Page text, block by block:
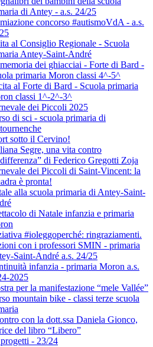
di Antey - a.s. 24/25
concorso #autismoVdA - a.s.
al Consiglio Regionale - Scuola
Antey-Saint-André
dei ghiacciai - Forte di Bard -
primaria Moron classi 4^-5^
al Forte di Bard - Scuola primaria
classi 1^-2^-3^
dei Piccoli 2025
di sci - scuola primaria di
sotto il Cervino!
Segre, una vita contro
di Federico Gregotti Zoja
dei Piccoli di Saint-Vincent: la
è pronta!
alla scuola primaria di Antey-Saint-
di Natale infanzia e primaria
#ioleggoperché: ringraziamenti.
con i professori SMIN - primaria
Saint-André a.s. 24/25
infanzia - primaria Moron a.s.
2025
per la manifestazione “mele Vallée”
mountain bike - classi terze scuola
con la dott.ssa Daniela Gionco,
del libro “Libero”
- 23/24